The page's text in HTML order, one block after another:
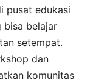
pusat edukasi
bisa belajar
setempat.
dan
komunitas